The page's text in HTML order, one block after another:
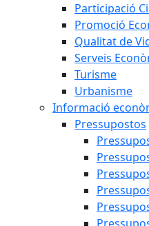
Participació
Promoció
Qualitat de
Serveis
Turisme
Urbanisme
Informació
Pressupostos